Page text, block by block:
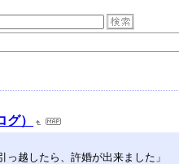
）
越したら、許婚が出来ました」